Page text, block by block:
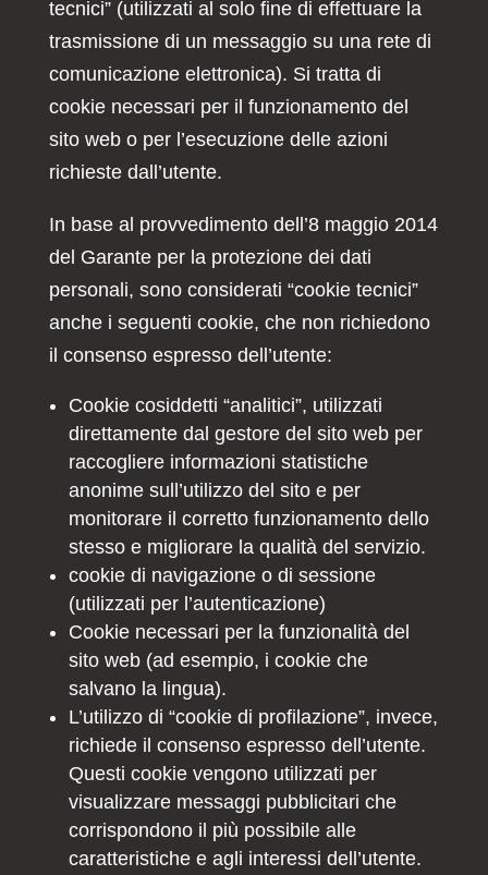
tecnici” (utilizzati al solo fine di effettuare la
trasmissione di un messaggio su una rete di
comunicazione elettronica). Si tratta di
cookie necessari per il funzionamento del
sito web o per l’esecuzione delle azioni
richieste dall’utente.
In base al provvedimento dell’8 maggio 2014
del Garante per la protezione dei dati
personali, sono considerati “cookie tecnici”
anche i seguenti cookie, che non richiedono
il consenso espresso dell’utente:
Cookie cosiddetti “analitici”, utilizzati
direttamente dal gestore del sito web per
raccogliere informazioni statistiche
anonime sull’utilizzo del sito e per
monitorare il corretto funzionamento dello
stesso e migliorare la qualità del servizio.
cookie di navigazione o di sessione
(utilizzati per l’autenticazione)
Cookie necessari per la funzionalità del
sito web (ad esempio, i cookie che
salvano la lingua).
L’utilizzo di “cookie di profilazione”, invece,
richiede il consenso espresso dell’utente.
Questi cookie vengono utilizzati per
visualizzare messaggi pubblicitari che
corrispondono il più possibile alle
caratteristiche e agli interessi dell’utente.